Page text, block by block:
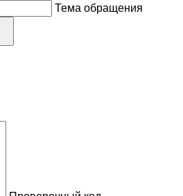
Тема обращения